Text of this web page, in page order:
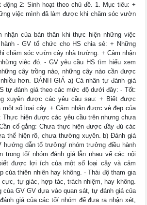
động 2: Sinh hoạt theo chủ đề. 1. Mục tiêu: +
việc mình đã làm được khi chăm sóc vườn
nhận của bản thân khi thực hiện những việc
- GV tổ chức cho HS chia sẻ: + Những
chăm sóc vườn cây nhà trường. + Cảm nhận
việc đó. - GV yêu cầu HS tìm hiểu xem
cây trồng nào, những cây nào cần được
hơn. ĐÁNH GIÁ a) Cá nhân tự đánh giá
tự đánh giá theo các mức độ dưới đây: - Tốt:
xuyên được các yêu cầu sau: + Biết được
số loại cây. + Cảm nhận được vẻ đẹp của
Thực hiện được các yêu cầu trên nhưng chưa
cố gắng: Chưa thực hiện được đầy đủ các
thể hiện rõ, chưa thường xuyên. b) Đánh giá
hướng dẫn tổ trưởng/ nhóm trưởng điều hành
trong tổ/ nhóm đánh giá lẫn nhau vể các nội
được lợi ích của một số loại cây và cảm
của thiên nhiên hay không. - Thái độ tham gia
cực, tự giác, hợp tác, trách nhiệm, hay không.
của GV GV dựa vào quan sát, tự đánh giá của
giá của các tổ/ nhóm để đưa ra nhận xét,